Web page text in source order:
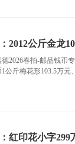
2012公斤金龙
2026春拍-邮品钱币
公斤梅花形103.5万元
红印花小字299